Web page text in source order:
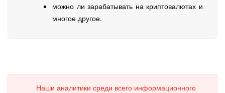
можно ли зарабатывать на криптовалютах и
многое другое.
Наши аналитики среди всего информационного